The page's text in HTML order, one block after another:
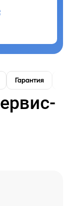
Гарантия